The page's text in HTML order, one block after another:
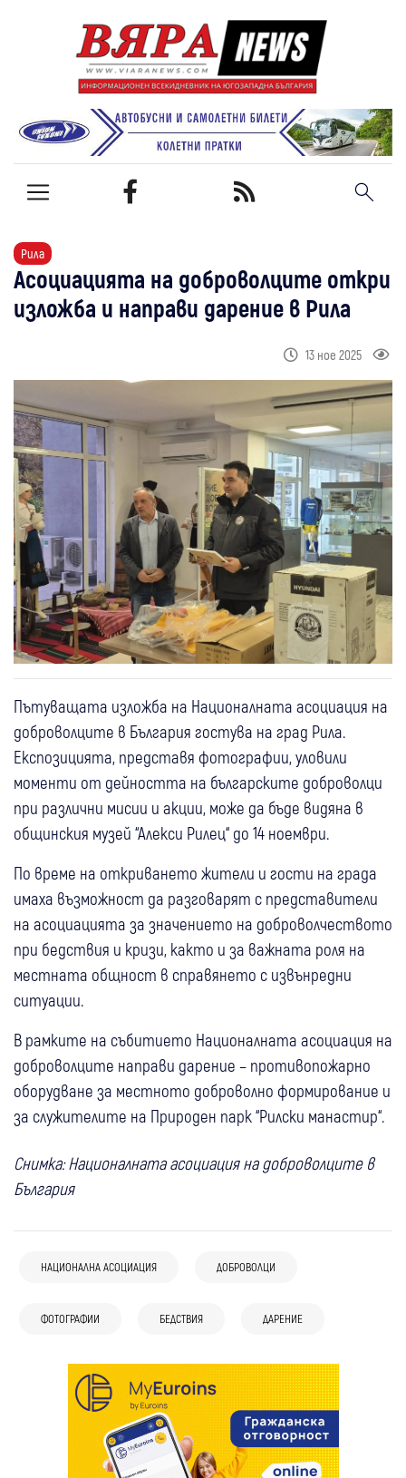
Рила
Асоциацията на доброволците откри
изложба и направи дарение в Рила
13 ное 2025
Пътуващата изложба на Националната асоциация на
доброволците в България гостува на град Рила.
Експозицията, представя фотографии, уловили
моменти от дейността на българските доброволци
при различни мисии и акции, може да бъде видяна в
общинския музей “Алекси Рилец“ до 14 ноември.
По време на откриването жители и гости на града
имаха възможност да разговарят с представители
на асоциацията за значението на доброволчеството
при бедствия и кризи, както и за важната роля на
местната общност в справянето с извънредни
ситуации.
В рамките на събитието Националната асоциация на
доброволците направи дарение – противопожарно
оборудване за местното доброволно формирование и
за служителите на Природен парк “Рилски манастир“.
Снимка: Националната асоциация на доброволците в
България
НАЦИОНАЛНА АСОЦИАЦИЯ ДОБРОВОЛЦИ
ФОТОГРАФИИ БЕДСТВИЯ ДАРЕНИЕ